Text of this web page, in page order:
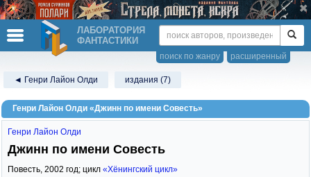
ЛАБОРАТОРИЯ
ФАНТАСТИКИ
расширенный
поиск по жанру
◄ Генри Лайон Олди издания (7)
Генри Лайон Олди «Джинн по имени Совесть»
Генри Лайон Олди
Джинн по имени Совесть
Повесть, 2002 год; цикл «Хёнингский цикл»